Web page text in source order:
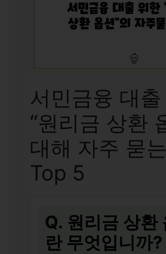
서민금융 대
“원리금 상환
대해 자주 묻
Top 5
Q. 원리금 상환
란 무엇입니까?